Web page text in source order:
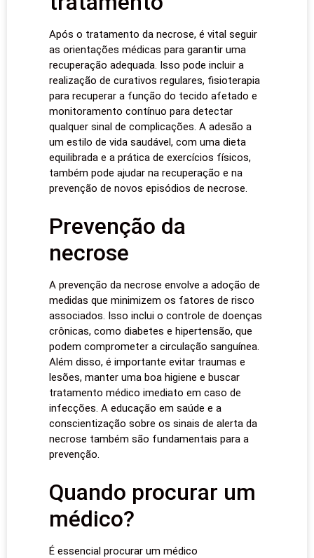
Após o tratamento da necrose, é vital seguir
as orientações médicas para garantir uma
recuperação adequada. Isso pode incluir a
realização de curativos regulares, fisioterapia
para recuperar a função do tecido afetado e
monitoramento contínuo para detectar
qualquer sinal de complicações. A adesão a
um estilo de vida saudável, com uma dieta
equilibrada e a prática de exercícios físicos,
também pode ajudar na recuperação e na
prevenção de novos episódios de necrose.
Prevenção da
necrose
A prevenção da necrose envolve a adoção de
medidas que minimizem os fatores de risco
associados. Isso inclui o controle de doenças
crônicas, como diabetes e hipertensão, que
podem comprometer a circulação sanguínea.
Além disso, é importante evitar traumas e
lesões, manter uma boa higiene e buscar
tratamento médico imediato em caso de
infecções. A educação em saúde e a
conscientização sobre os sinais de alerta da
necrose também são fundamentais para a
prevenção.
Quando procurar um
médico?
É essencial procurar um médico